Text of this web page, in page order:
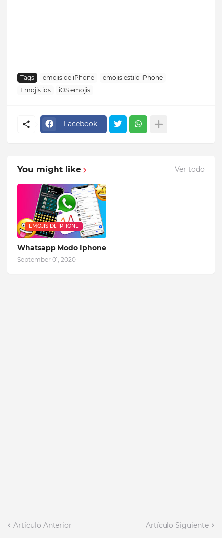
Tags emojis de iPhone
emojis estilo iPhone
Emojis ios
iOS emojis
Facebook
You might like Ver todo
EMOJIS DE IPHONE
Whatsapp Modo Iphone
September 01, 2020
Artículo Anterior Artículo Siguiente